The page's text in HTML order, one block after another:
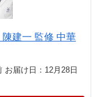
建一 監修 中華
お届け日：12月28日